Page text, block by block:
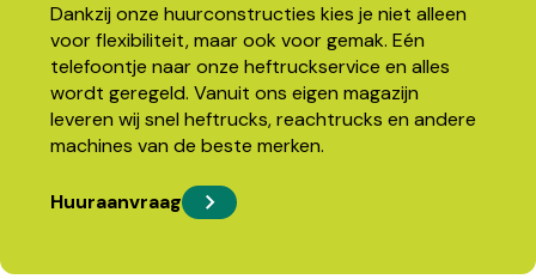
Dankzij onze huurconstructies kies je niet alleen
voor flexibiliteit, maar ook voor gemak. Eén
telefoontje naar onze heftruckservice en alles
wordt geregeld. Vanuit ons eigen magazijn
leveren wij snel heftrucks, reachtrucks en andere
machines van de beste merken.
Huuraanvraag